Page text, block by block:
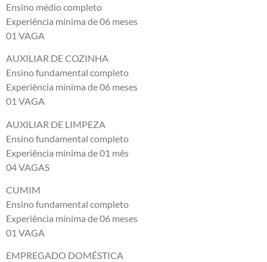
Ensino médio completo
Experiência mínima de 06 meses
01 VAGA
AUXILIAR DE COZINHA
Ensino fundamental completo
Experiência mínima de 06 meses
01 VAGA
AUXILIAR DE LIMPEZA
Ensino fundamental completo
Experiência mínima de 01 mês
04 VAGAS
CUMIM
Ensino fundamental completo
Experiência mínima de 06 meses
01 VAGA
EMPREGADO DOMÉSTICA